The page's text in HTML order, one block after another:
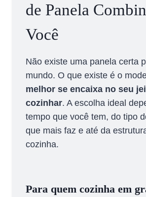
de Panela
Você
Não existe uma panela certa
mundo. O que existe é o
melhor se encaixa no seu
cozinhar. A escolha ideal
tempo que você tem, do tipo
que mais faz e até da
cozinha.
Para quem cozinha em